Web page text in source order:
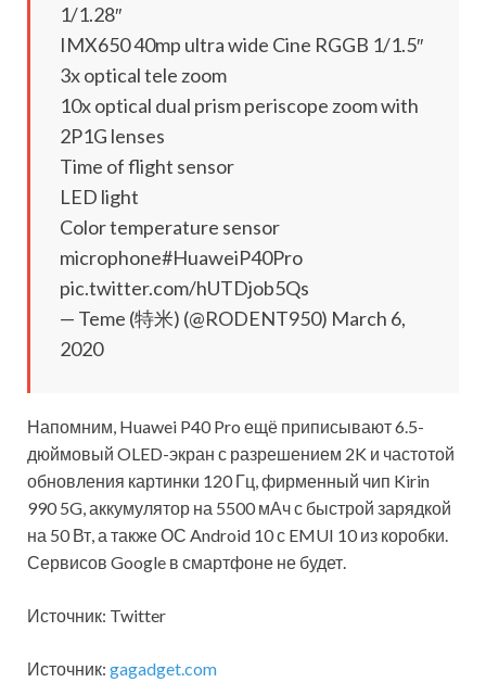
1/1.28″
IMX650 40mp ultra wide Cine RGGB 1/1.5″
3x optical tele zoom
10x optical dual prism periscope zoom with
2P1G lenses
Time of flight sensor
LED light
Color temperature sensor
microphone#HuaweiP40Pro
pic.twitter.com/hUTDjob5Qs
— Teme (特米) (@RODENT950) March 6,
2020
Напомним, Huawei P40 Pro ещё приписывают 6.5-
дюймовый OLED-экран с разрешением 2K и частотой
обновления картинки 120 Гц, фирменный чип Kirin
990 5G, аккумулятор на 5500 мАч с быстрой зарядкой
на 50 Вт, а также ОС Android 10 с EMUI 10 из коробки.
Сервисов Google в смартфоне не будет.
Источник: Twitter
Источник: gagadget.com